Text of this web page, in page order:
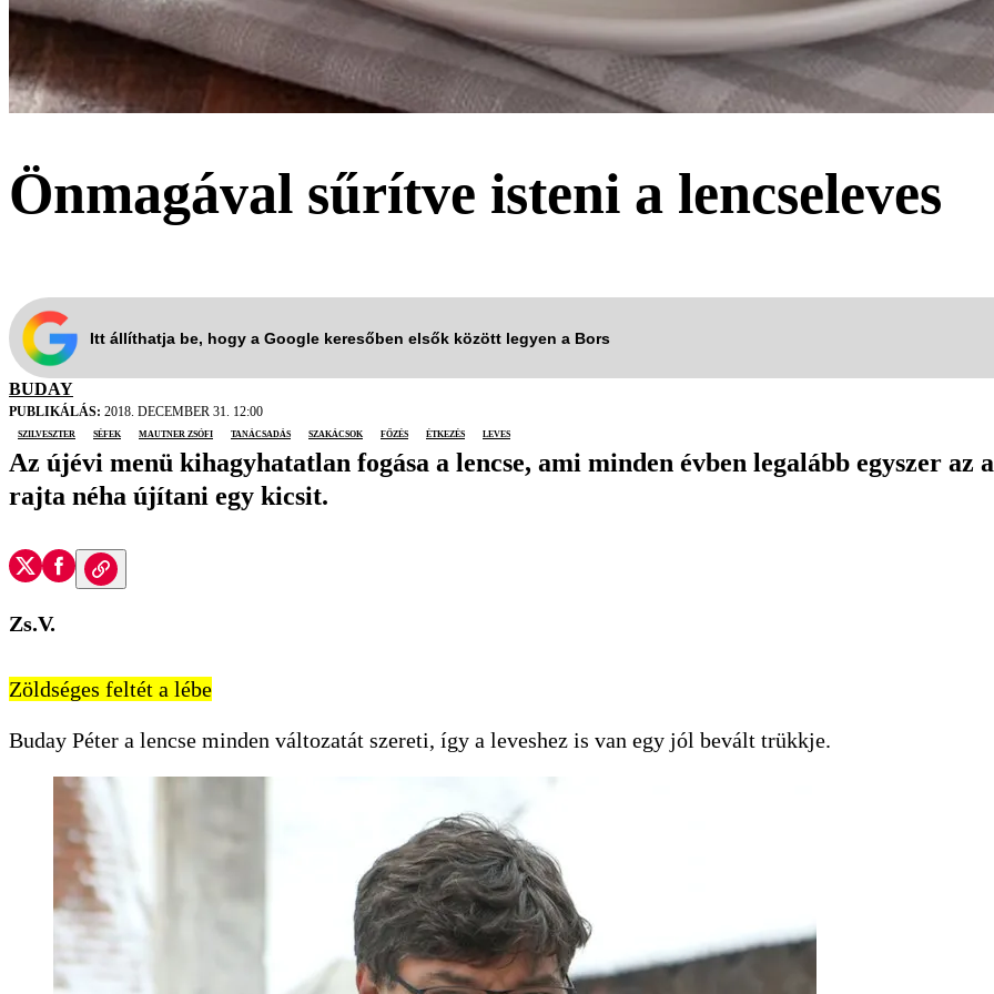
Önmagával sűrítve isteni a lencseleves
Itt állíthatja be, hogy a Google keresőben elsők között legyen a Bors
BUDAY
PUBLIKÁLÁS: 2018. DECEMBER 31. 12:00
Szilveszter
séfek Mautner Zsófi tanácsadás szakácsok főzés étkezés leves
Az újévi menü kihagyhatatlan fogása a lencse, ami minden évben legalább egyszer
rajta néha újítani egy kicsit.
Zs.V.
Zöldséges feltét a lébe
Buday Péter a lencse minden vál­tozatát szereti, így a leveshez is van egy jól bevált trükkje.